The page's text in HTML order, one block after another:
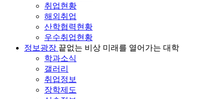
취업현황
해외취업
산학협력현황
우수취업현황
정보광장 끝없는 비상 미래를 열어가는 대학
학과소식
갤러리
취업정보
장학제도